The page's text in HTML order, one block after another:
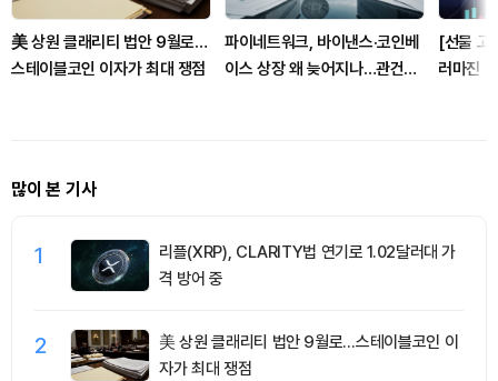
美 상원 클래리티 법안 9월로…
스테이블코인 이자가 최대 쟁점
파이네트워크, 바이낸스·코인베
이스 상장 왜 늦어지나…관건은
[선물 고
러마진
많이 본 기사
1
리플(XRP), CLARITY법 연기로 1.02달러대 가
격 방어 중
2
美 상원 클래리티 법안 9월로…스테이블코인 이
자가 최대 쟁점